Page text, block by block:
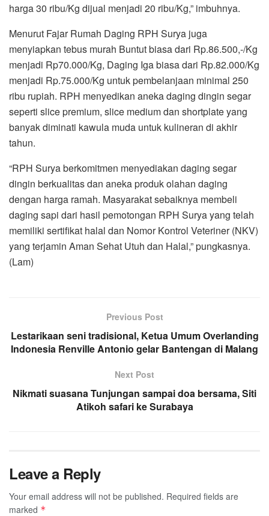
harga 30 ribu/Kg dijual menjadi 20 ribu/Kg,” imbuhnya.
Menurut Fajar Rumah Daging RPH Surya juga
menyiapkan tebus murah Buntut biasa dari Rp.86.500,-/Kg
menjadi Rp70.000/Kg, Daging Iga biasa dari Rp.82.000/Kg
menjadi Rp.75.000/Kg untuk pembelanjaan minimal 250
ribu rupiah. RPH menyedikan aneka daging dingin segar
seperti slice premium, slice medium dan shortplate yang
banyak diminati kawula muda untuk kulineran di akhir
tahun.
“RPH Surya berkomitmen menyediakan daging segar
dingin berkualitas dan aneka produk olahan daging
dengan harga ramah. Masyarakat sebaiknya membeli
daging sapi dari hasil pemotongan RPH Surya yang telah
memiliki sertifikat halal dan Nomor Kontrol Veteriner (NKV)
yang terjamin Aman Sehat Utuh dan Halal,” pungkasnya.
(Lam)
Previous Post
Lestarikaan seni tradisional, Ketua Umum Overlanding
Indonesia Renville Antonio gelar Bantengan di Malang
Next Post
Nikmati suasana Tunjungan sampai doa bersama, Siti
Atikoh safari ke Surabaya
Leave a Reply
Your email address will not be published. Required fields are
marked *